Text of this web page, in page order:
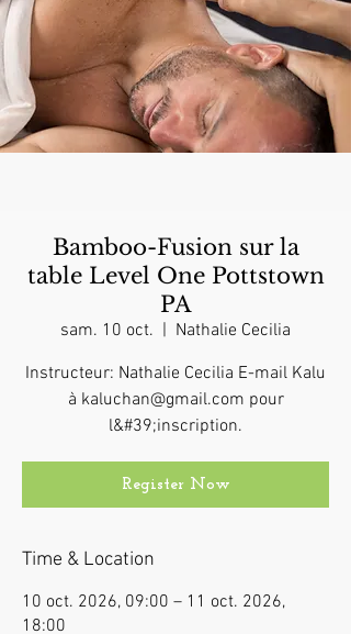
Bamboo-Fusion sur la
table Level One Pottstown
PA
sam. 10 oct.
  |
Nathalie Cecilia
Instructeur: Nathalie Cecilia E-mail Kalu
à kaluchan@gmail.com pour
l&#39;inscription.
Register Now
Time & Location
10 oct. 2026, 09:00 – 11 oct. 2026,
18:00